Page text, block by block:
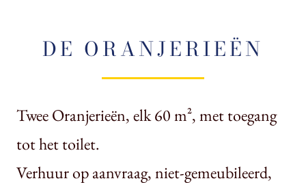
DE ORANJERIEËN
Twee Oranjerieën, elk 60 m², met toegang
tot het toilet.
Verhuur op aanvraag, niet-gemeubileerd,